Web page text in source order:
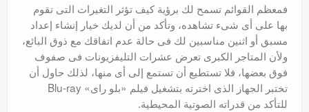
فمعظم القوائم تسمح لك برؤية كيف تؤثر التغيرات التى تقوم
بها على أى شىء تشاهده، وتأكد من أن لديك خيار إنشاء إعداد
مسبق أو اثنين مناسبين لك فى حالة عدم اتفاقك مع ذوق البائع،
ولأن المتاجر الكبرى تعرض عشرات التليفزيونات فى صفوف
فوق بعضها، فلا تستطيع أن تستمع إلى أى منها، لذلك حاول أن
تختبر الجهاز الذى اخترته بتشغيل فيلم «بلو راى» Blu-ray
للتأكد من قدراته الصوتية المحيطية.